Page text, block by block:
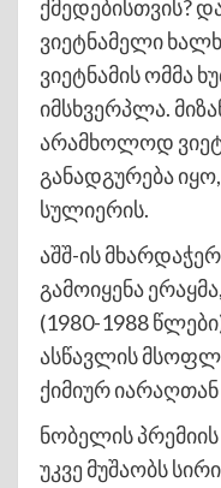
ქმედებისთვის?
ვიეტნამელი
ვიეტნამის ომმა
იმსხვერპლა.
არამხოლოდ
განადგურება
სულიერის.
აშშ-ის
გამოიყენა
(1980-1988
ასწავლის
ქიმიურ
ნობელის
უკვე მუშაობს